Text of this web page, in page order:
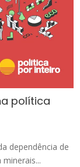
política
dependência de